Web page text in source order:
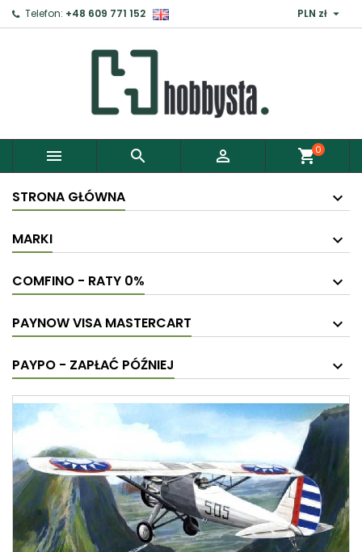
Telefon: +48 609 771 152 PLN zł 
   shopping_cart0
STRONA GŁÓWNA
MARKI
COMFINO - RATY 0%
PAYNOW VISA MASTERCART
PAYPO - ZAPŁAĆ PÓŹNIEJ